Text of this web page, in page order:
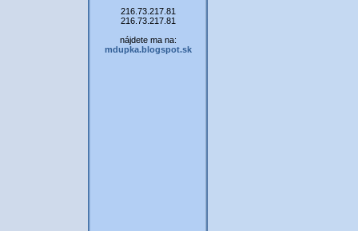
216.73.217.81
216.73.217.81
nájdete ma na:
mdupka.blogspot.sk